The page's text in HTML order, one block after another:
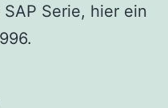
Serie, hier ein